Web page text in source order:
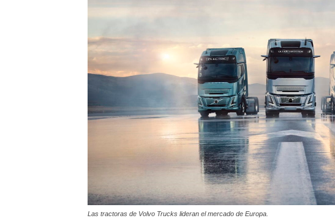
Las tractoras de Volvo Trucks lideran el mercado de Europa.